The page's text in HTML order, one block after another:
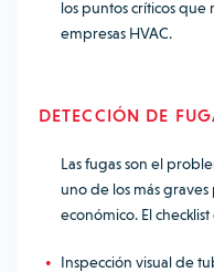
los puntos críticos que
empresas HVAC.
DETECCIÓN DE
Las fugas son el
uno de los más
económico. El
Inspección visual de